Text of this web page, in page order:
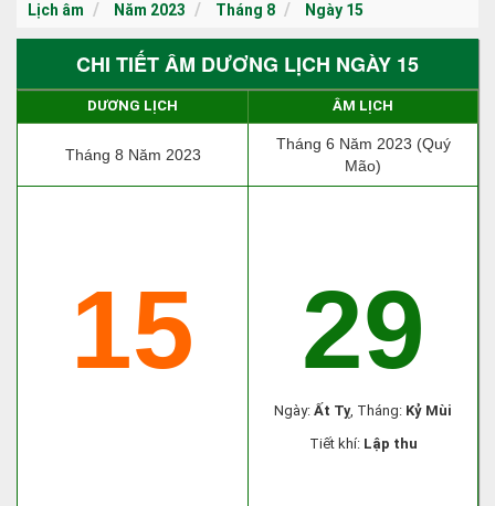
Lịch âm Năm 2023 Tháng 8 Ngày 15
CHI TIẾT ÂM DƯƠNG LỊCH NGÀY 15
DƯƠNG LỊCH ÂM LỊCH
Tháng 8 Năm 2023
Tháng 6 Năm 2023 (Quý
Mão)
15 29
Ngày: Ất Tỵ, Tháng: Kỷ Mùi
Tiết khí: Lập thu